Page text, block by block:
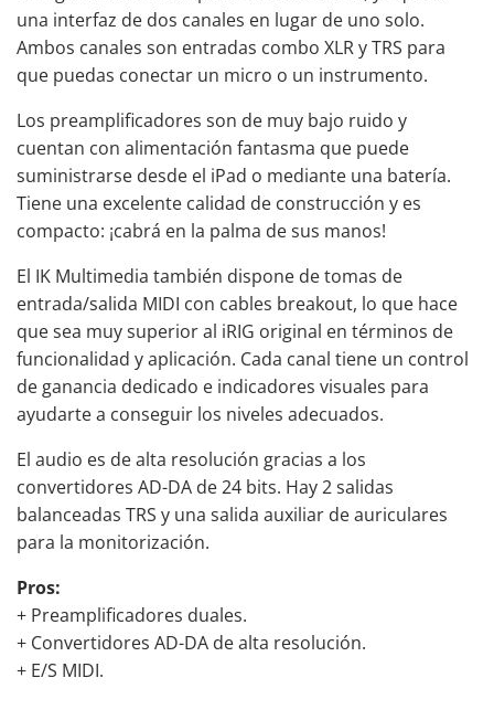
una interfaz de dos canales en lugar de uno solo.
Ambos canales son entradas combo XLR y TRS para
que puedas conectar un micro o un instrumento.
Los preamplificadores son de muy bajo ruido y
cuentan con alimentación fantasma que puede
suministrarse desde el iPad o mediante una batería.
Tiene una excelente calidad de construcción y es
compacto: ¡cabrá en la palma de sus manos!
El IK Multimedia también dispone de tomas de
entrada/salida MIDI con cables breakout, lo que hace
que sea muy superior al iRIG original en términos de
funcionalidad y aplicación. Cada canal tiene un control
de ganancia dedicado e indicadores visuales para
ayudarte a conseguir los niveles adecuados.
El audio es de alta resolución gracias a los
convertidores AD-DA de 24 bits. Hay 2 salidas
balanceadas TRS y una salida auxiliar de auriculares
para la monitorización.
Pros:
+ Preamplificadores duales.
+ Convertidores AD-DA de alta resolución.
+ E/S MIDI.